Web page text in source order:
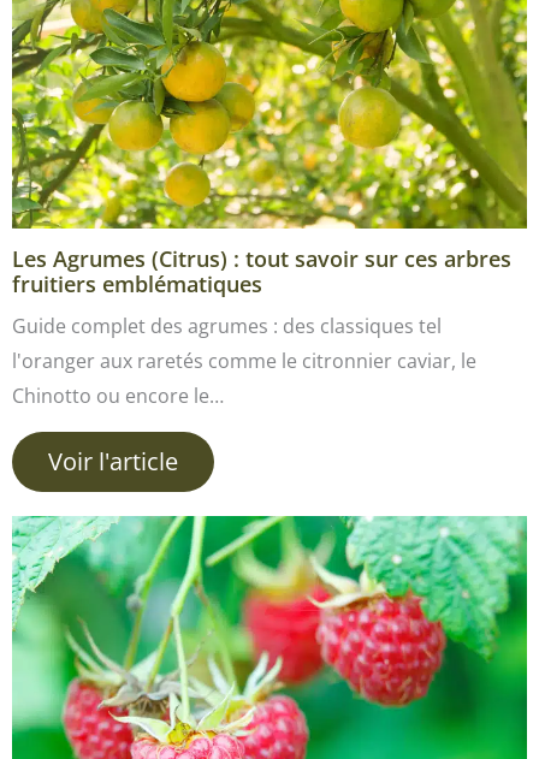
Les Agrumes (Citrus) : tout savoir sur ces arbres
fruitiers emblématiques
Guide complet des agrumes : des classiques tel
l'oranger aux raretés comme le citronnier caviar, le
Chinotto ou encore le…
Voir l'article